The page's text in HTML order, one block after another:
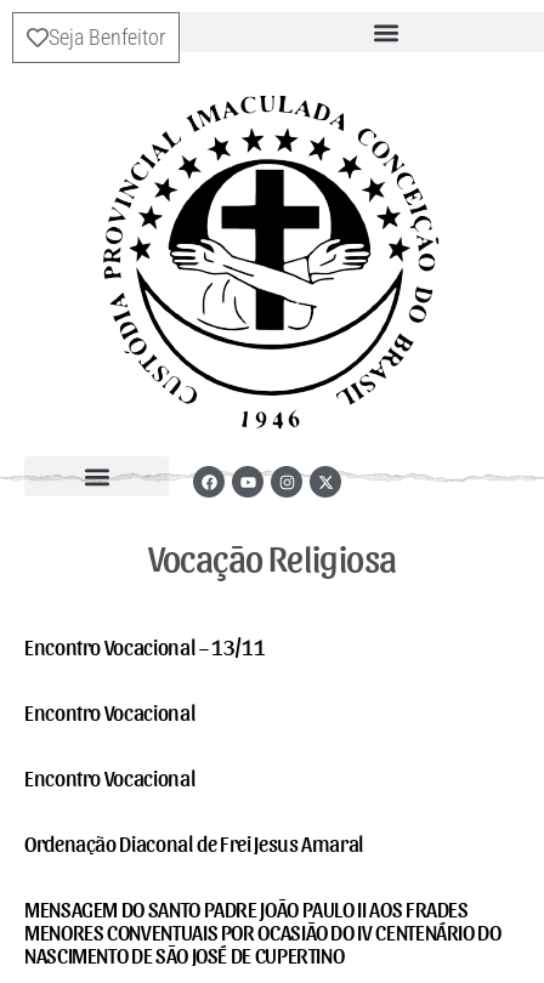
Seja Benfeitor
Vocação Religiosa
Encontro Vocacional – 13/11
Encontro Vocacional
Encontro Vocacional
Ordenação Diaconal de Frei Jesus Amaral
MENSAGEM DO SANTO PADRE JOÃO PAULO II AOS FRADES
MENORES CONVENTUAIS POR OCASIÃO DO IV CENTENÁRIO DO
NASCIMENTO DE SÃO JOSÉ DE CUPERTINO